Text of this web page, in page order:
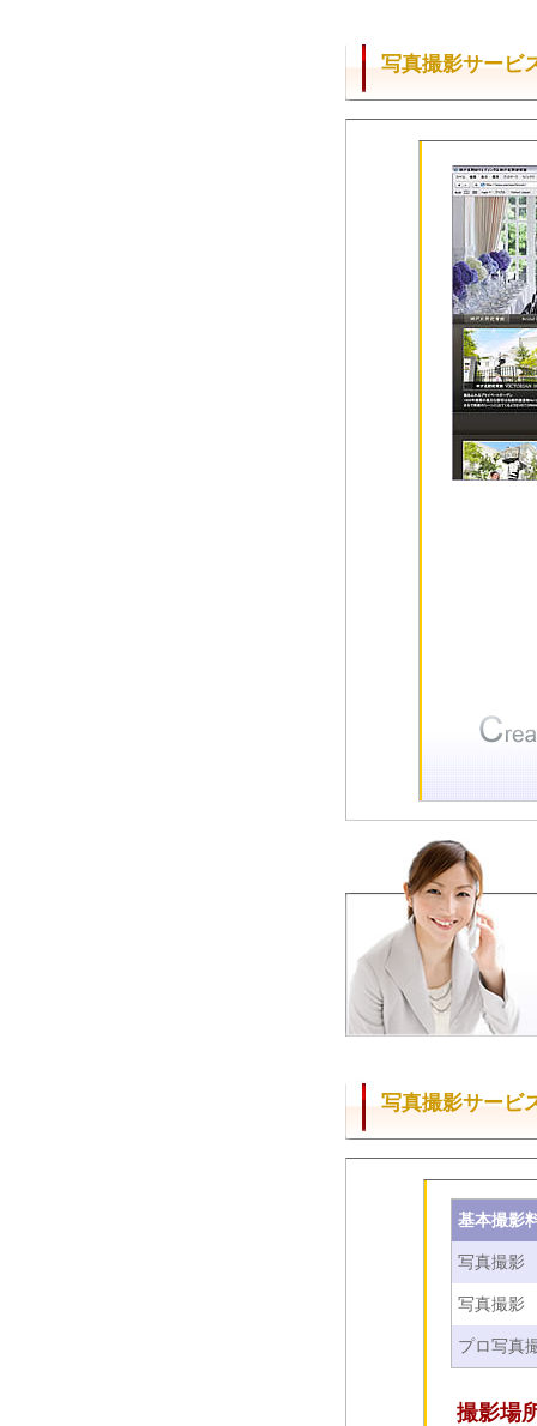
写真撮影サービ
写真撮影サービ
基本撮影
写真撮影
写真撮影
プロ写真
撮影場